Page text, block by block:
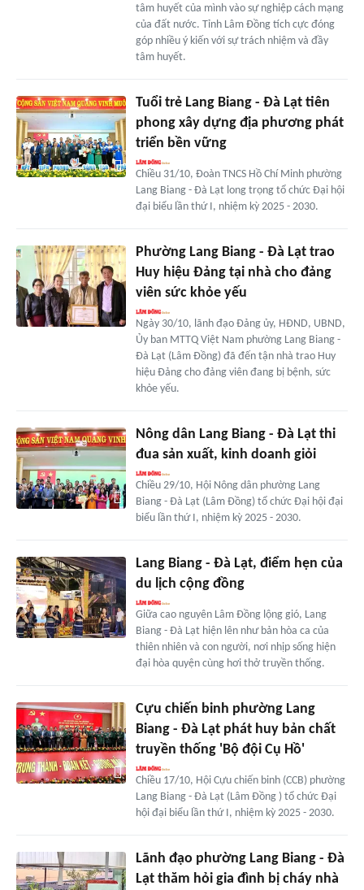
tâm huyết của mình vào sự nghiệp cách mạng
của đất nước. Tỉnh Lâm Đồng tích cực đóng
góp nhiều ý kiến với sự trách nhiệm và đầy
tâm huyết.
Tuổi trẻ Lang Biang - Đà Lạt tiên
phong xây dựng địa phương phát
triển bền vững
Chiều 31/10, Đoàn TNCS Hồ Chí Minh phường
Lang Biang - Đà Lạt long trọng tổ chức Đại hội
đại biểu lần thứ I, nhiệm kỳ 2025 - 2030.
Phường Lang Biang - Đà Lạt trao
Huy hiệu Đảng tại nhà cho đảng
viên sức khỏe yếu
Ngày 30/10, lãnh đạo Đảng ủy, HĐND, UBND,
Ủy ban MTTQ Việt Nam phường Lang Biang -
Đà Lạt (Lâm Đồng) đã đến tận nhà trao Huy
hiệu Đảng cho đảng viên đang bị bệnh, sức
khỏe yếu.
Nông dân Lang Biang - Đà Lạt thi
đua sản xuất, kinh doanh giỏi
Chiều 29/10, Hội Nông dân phường Lang
Biang - Đà Lạt (Lâm Đồng) tổ chức Đại hội đại
biểu lần thứ I, nhiệm kỳ 2025 - 2030.
Lang Biang - Ðà Lạt, điểm hẹn của
du lịch cộng đồng
Giữa cao nguyên Lâm Đồng lộng gió, Lang
Biang - Đà Lạt hiện lên như bản hòa ca của
thiên nhiên và con người, nơi nhịp sống hiện
đại hòa quyện cùng hơi thở truyền thống.
Cựu chiến binh phường Lang
Biang - Đà Lạt phát huy bản chất
truyền thống 'Bộ đội Cụ Hồ'
Chiều 17/10, Hội Cựu chiến binh (CCB) phường
Lang Biang - Đà Lạt (Lâm Đồng ) tổ chức Đại
hội đại biểu lần thứ I, nhiệm kỳ 2025 - 2030.
Lãnh đạo phường Lang Biang - Đà
Lạt thăm hỏi gia đình bị cháy nhà